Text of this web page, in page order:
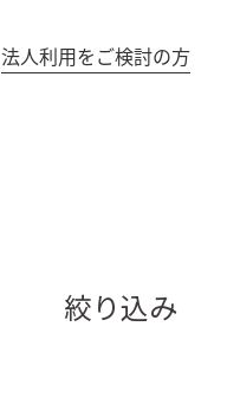
法人利用をご検討の方
絞り込み